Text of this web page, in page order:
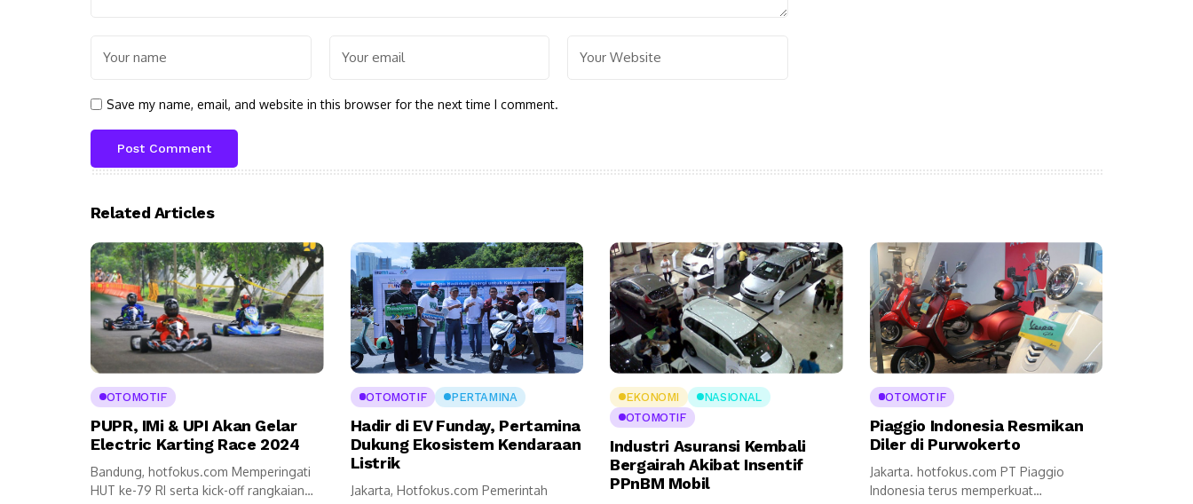
Save my name, email, and website in this browser for the next time I comment.
Related Articles
OTOMOTIF
PUPR, IMi & UPI Akan Gelar
Electric Karting Race 2024
Bandung, hotfokus.com Memperingati
HUT ke-79 RI serta kick-off rangkaian
OTOMOTIF PERTAMINA
Hadir di EV Funday, Pertamina
Dukung Ekosistem Kendaraan
Listrik
Jakarta, Hotfokus.com Pemerintah
EKONOMI
NASIONAL
OTOMOTIF
Industri Asuransi Kembali
Bergairah Akibat Insentif
PPnBM Mobil
OTOMOTIF
Piaggio Indonesia Resmikan
Diler di Purwokerto
Jakarta. hotfokus.com PT Piaggio
Indonesia terus memperkuat